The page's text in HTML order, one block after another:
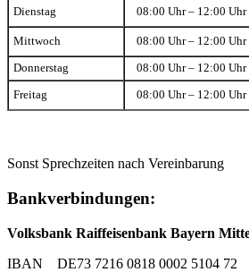
Dienstag 08:00 Uhr – 12:00 Uhr
Mittwoch 08:00 Uhr – 12:00 Uhr
Donnerstag 08:00 Uhr – 12:00 Uhr
Freitag 08:00 Uhr – 12:00 Uhr
Sonst Sprechzeiten nach Vereinbarung
Bankverbindungen:
Volksbank Raiffeisenbank Bayern
IBAN DE73 7216 0818 0002 5104 72